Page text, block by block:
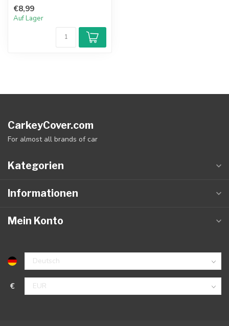
€8,99
Auf Lager
CarkeyCover.com
For almost all brands of car
Kategorien
Informationen
Mein Konto
€